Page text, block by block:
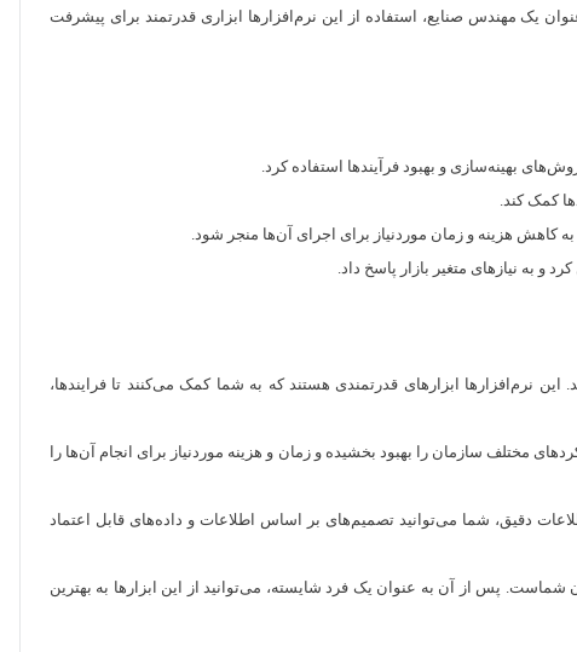
یک مهندس صنایع، استفاده از این نرم‌افزارها ابزاری قدرتمند برای پیشرفت
بهینه‌سازی و بهبود فرآیندها استفاده کرد.
کمک کند.
کاهش هزینه و زمان موردنیاز برای اجرای آن‌ها منجر شود.
و به نیازهای متغیر بازار پاسخ داد.
نرم‌افزارها ابزارهای قدرتمندی هستند که به شما کمک می‌کنند تا فرایندها،
مختلف سازمان را بهبود بخشیده و زمان و هزینه موردنیاز برای انجام آن‌ها را
دقیق، شما می‌توانید تصمیم‌های بر اساس اطلاعات و داده‌های قابل اعتماد
شماست. پس از آن به عنوان یک فرد شایسته، می‌توانید از این ابزارها به بهترین